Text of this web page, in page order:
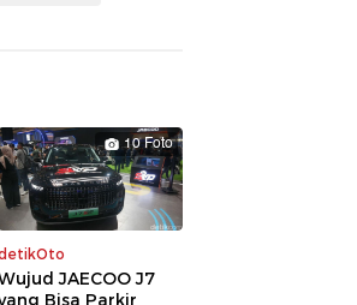
10 Foto
JAECOO J7
Bisa Parkir